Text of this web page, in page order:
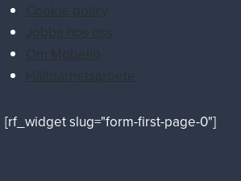
Cookie policy
Jobba hos oss
Om Mobello
Hållbarhetsarbete
[rf_widget slug="form-first-page-0"]